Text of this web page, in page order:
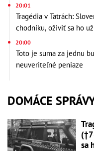
20:01
Tragédia v Tatrách:
chodníku, oživiť sa ho
20:00
Toto je suma za jednu
neuveriteľné peniaze
DOMÁCE
sa